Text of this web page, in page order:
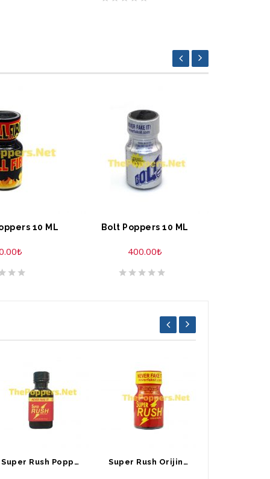
10 ML
₺
Bolt Poppers 10 ML
400.00₺
Super Rush Poppers 30 ml Super Rush Orijinal Poppers 10 ML